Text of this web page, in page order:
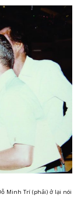
Minh Trí (phải) ở lại nói